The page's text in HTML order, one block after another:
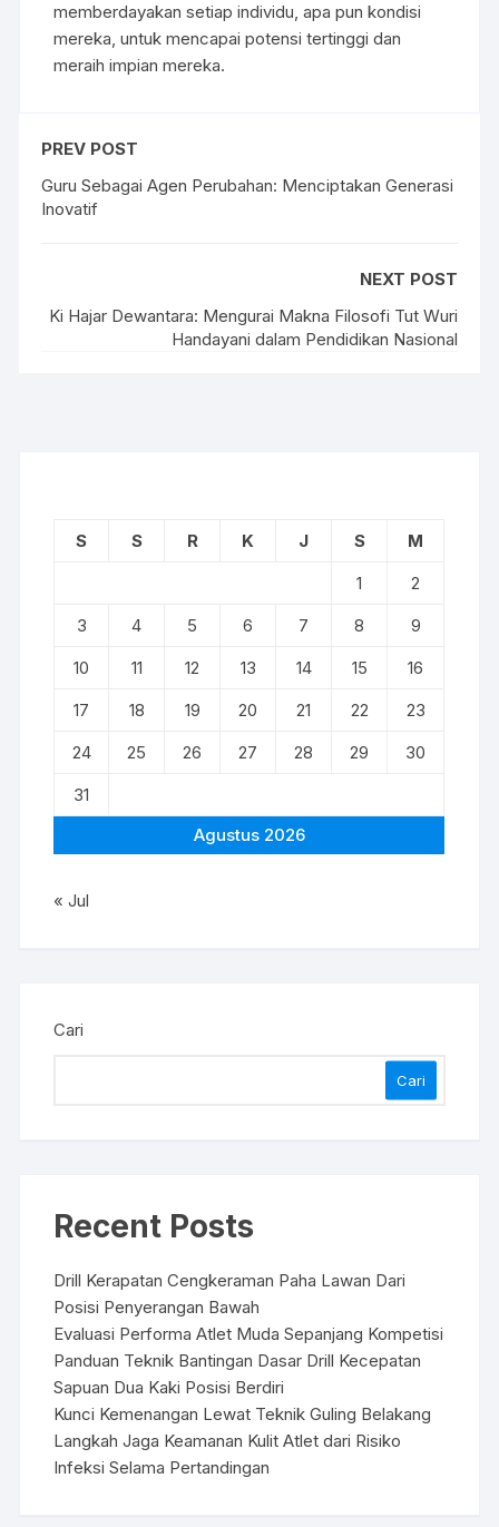
memberdayakan setiap individu, apa pun kondisi
mereka, untuk mencapai potensi tertinggi dan
meraih impian mereka.
PREV POST
Guru Sebagai Agen Perubahan: Menciptakan Generasi
Inovatif
NEXT POST
Ki Hajar Dewantara: Mengurai Makna Filosofi Tut Wuri
Handayani dalam Pendidikan Nasional
Agustus 2026
S S R K J S
M
1
2
3
4 5 6 7 8
9
10
11 12 13 14 15
16
17
18 19 20 21 22
23
24
25 26 27 28 29
30
31
« Jul
Cari
Cari
Recent Posts
Drill Kerapatan Cengkeraman Paha Lawan Dari
Posisi Penyerangan Bawah
Evaluasi Performa Atlet Muda Sepanjang Kompetisi
Panduan Teknik Bantingan Dasar Drill Kecepatan
Sapuan Dua Kaki Posisi Berdiri
Kunci Kemenangan Lewat Teknik Guling Belakang
Langkah Jaga Keamanan Kulit Atlet dari Risiko
Infeksi Selama Pertandingan